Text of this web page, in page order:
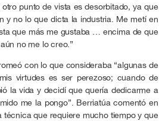
punto de vista es desorbitado, ya que
y no lo que dicta la industria. Me metí en
que más me gustaba … encima de que
no me lo creo.”
con lo que consideraba “algunas de
virtudes es ser perezoso; cuando de
la vida y decidí que quería dedicarme a
me la pongo”. Berriatúa comentó en
que requiere mucho tiempo y que